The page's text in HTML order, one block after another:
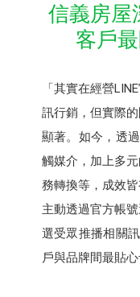
信義房屋
客戶
「其實在經營
訊行銷，但實際
顯著。如今，透
觸媒介，加上多
務轉換等，成效
主動透過官方帳
選受眾推播相關
戶與品牌間最貼